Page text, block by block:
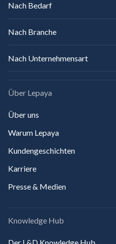
Nach Bedarf
Nach Branche
Nach Unternehmensart
Über Lepaya
Über uns
Warum Lepaya
Kundengeschichten
Karriere
Presse & Medien
Knowledge Hub